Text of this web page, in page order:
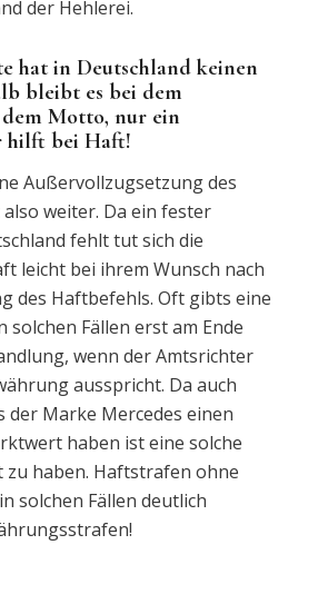
der Hehlerei.
hat in Deutschland keinen
bleibt es bei dem
Motto, nur ein
hilft bei Haft!
Außervollzugsetzung des
weiter. Da ein fester
fehlt tut sich die
leicht bei ihrem Wunsch nach
des Haftbefehls. Oft gibts eine
Fällen erst am Ende
wenn der Amtsrichter
ausspricht. Da auch
der Marke Mercedes einen
haben ist eine solche
zu haben. Haftstrafen ohne
solchen Fällen deutlich